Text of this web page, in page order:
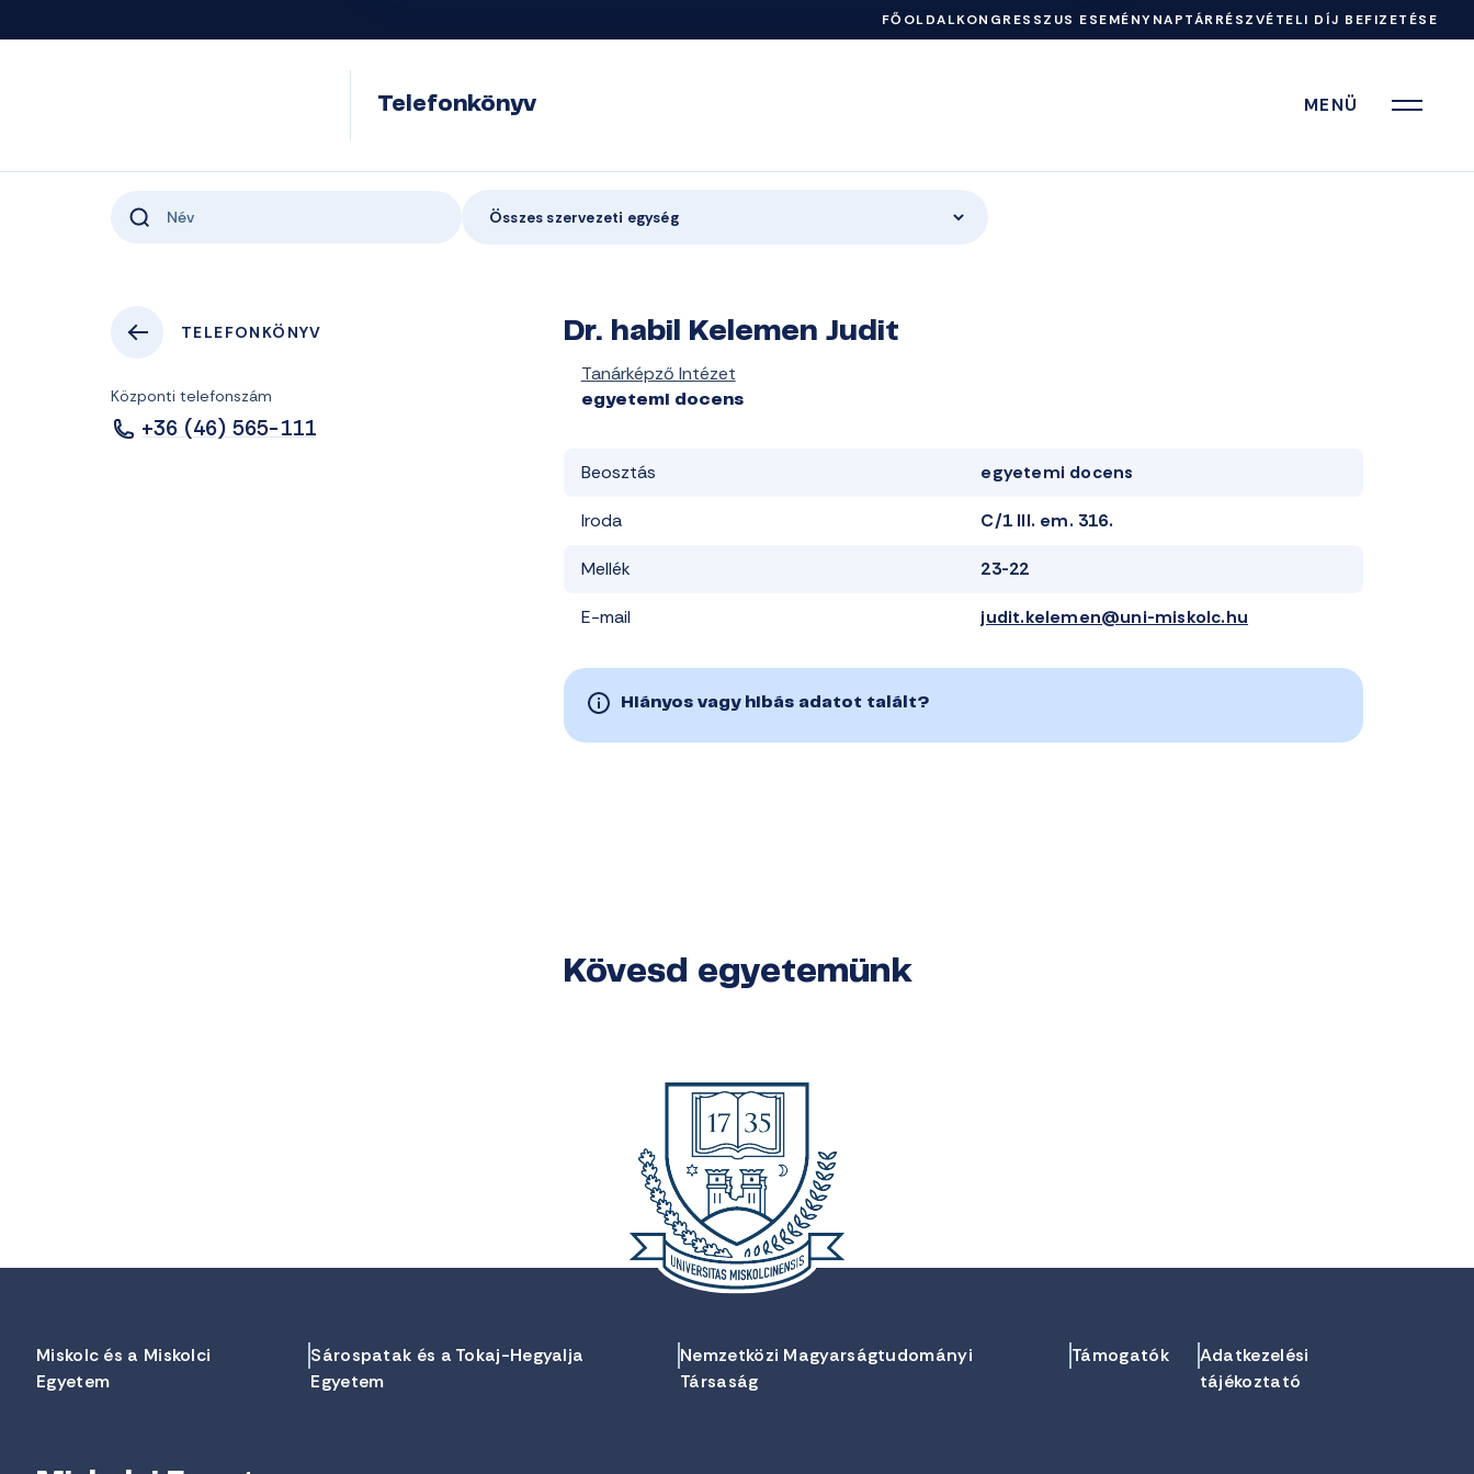
FŐOLDALKONGRESSZUS ESEMÉNYNAPTÁRRÉSZVÉTELI DÍJ BEFIZETÉSE
Telefonkönyv MENÜ
Összes szervezeti egység
TELEFONKÖNYV
Központi telefonszám
+36 (46) 565-111
Dr. habil Kelemen Judit
Tanárképző Intézet
egyetemi docens
Beosztás egyetemi docens
Iroda C/1 III. em. 316.
Mellék 23-22
E-mail judit.kelemen@uni-miskolc.hu
Hiányos vagy hibás adatot talált?
Kövesd egyetemünk
Miskolc és a Miskolci
Egyetem
Sárospatak és a Tokaj-Hegyalja
Egyetem
Nemzetközi Magyarságtudományi
Társaság
Támogatók
Adatkezelési
tájékoztató